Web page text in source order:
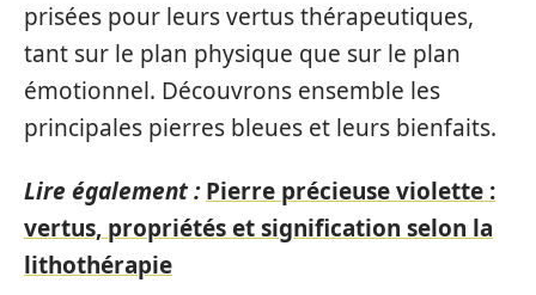
prisées pour leurs vertus thérapeutiques,
tant sur le plan physique que sur le plan
émotionnel. Découvrons ensemble les
principales pierres bleues et leurs bienfaits.
Lire également : Pierre précieuse violette :
vertus, propriétés et signification selon la
lithothérapie